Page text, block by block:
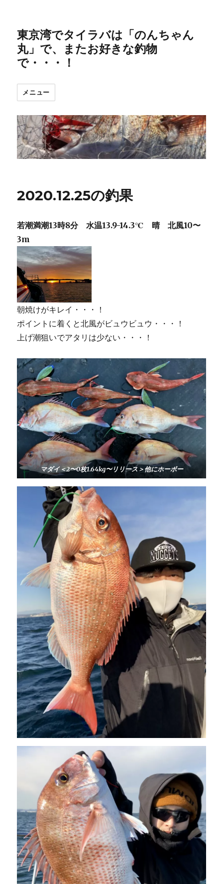
東京湾でタイラバは「のんちゃん
丸」で、またお好きな釣物
で・・・！
メニュー
2020.12.25の釣果
若潮満潮13時8分 水温13.9-14.3℃ 晴
北風10〜
3m
朝焼けがキレイ・・・！
ポイントに着くと北風がビュウビュウ・・・！
上げ潮狙いでアタリは少ない・・・！
マダイ＜2〜0枚1.64kg〜リリース＞他にホーボー